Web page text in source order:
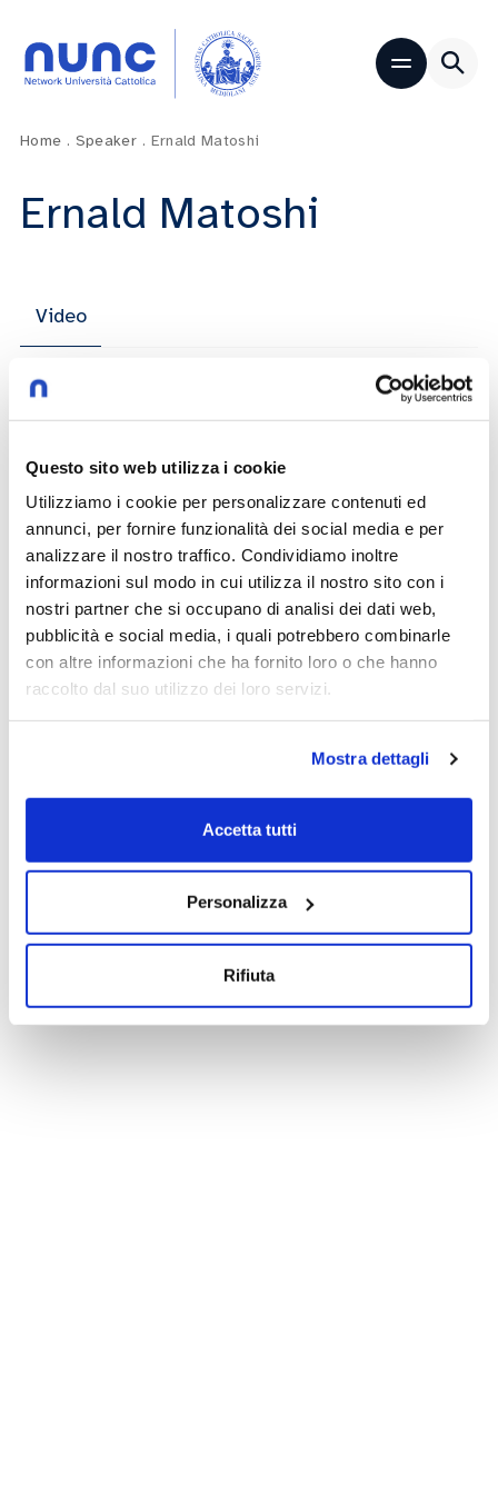
Questo sito web utilizza i cookie
Utilizziamo i cookie per personalizzare contenuti ed
annunci, per fornire funzionalità dei social media e per
analizzare il nostro traffico. Condividiamo inoltre
informazioni sul modo in cui utilizza il nostro sito con i
nostri partner che si occupano di analisi dei dati web,
pubblicità e social media, i quali potrebbero combinarle
con altre informazioni che ha fornito loro o che hanno
raccolto dal suo utilizzo dei loro servizi.
Mostra dettagli
Accetta tutti
Personalizza
Rifiuta
Home . Speaker . Ernald Matoshi
Ernald Matoshi
Video
Giovanni Maione+ Altri speaker
10/05/2026